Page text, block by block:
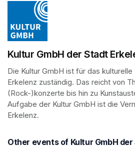
Kultur GmbH der Stadt
Die Kultur GmbH ist für das
Erkelenz zuständig. Das reicht von
(Rock-)konzerte bis hin zu
Aufgabe der Kultur GmbH ist die
Erkelenz.
Other events of Kultur GmbH